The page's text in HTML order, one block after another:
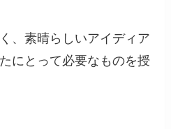
、素晴らしいアイディア
にとって必要なものを授